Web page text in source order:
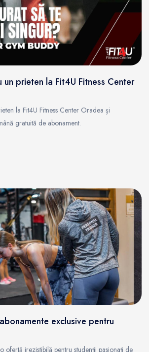
un prieten la Fit4U Fitness Center
la Fit4U Fitness Center Oradea și
gratuită de abonament.
exclusive pentru
ofertă irezistibilă pentru studenții pasionați de